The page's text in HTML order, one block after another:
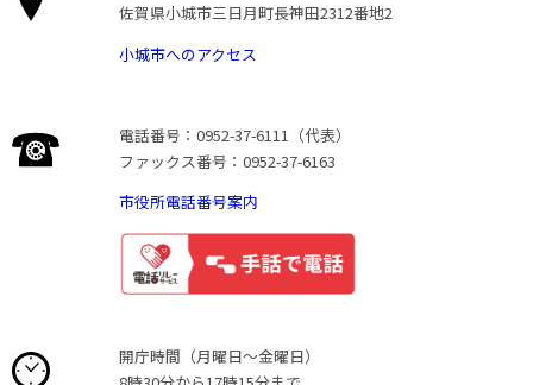
佐賀県小城市三日月町長神田2312番地2
小城市へのアクセス
電話番号：0952-37-6111（代表）
ファックス番号：0952-37-6163
市役所電話番号案内
開庁時間（月曜日〜金曜日）